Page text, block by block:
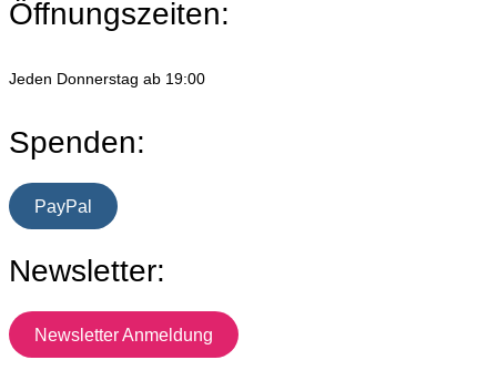
Öffnungszeiten:
Jeden Donnerstag ab 19:00
Spenden:
PayPal
Newsletter:
Newsletter Anmeldung